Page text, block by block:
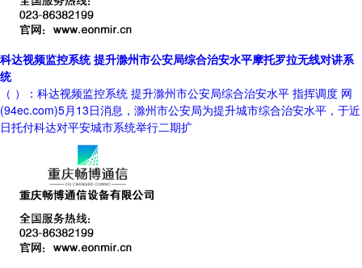
科达视频监控系统 提升滁州市公安局综合治安水平摩托罗拉无线对讲系
统
（ ）：科达视频监控系统 提升滁州市公安局综合治安水平 指挥调度 网
(94ec.com)5月13日消息，滁州市公安局为提升城市综合治安水平，于近
日托付科达对平安城市系统举行二期扩